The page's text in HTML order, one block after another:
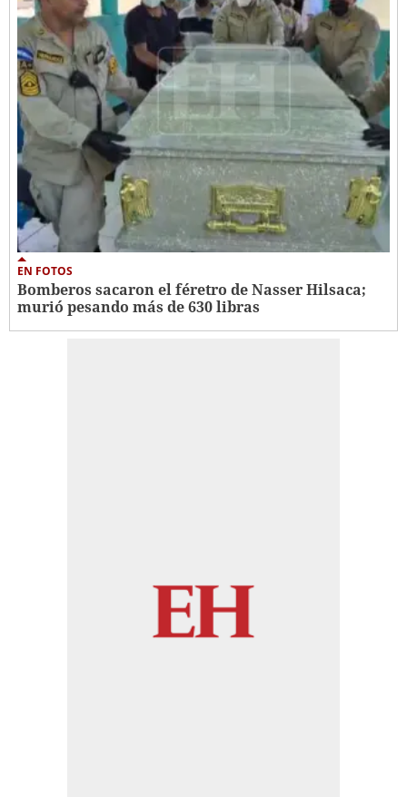
EN FOTOS
Bomberos sacaron el féretro de Nasser Hilsaca;
murió pesando más de 630 libras